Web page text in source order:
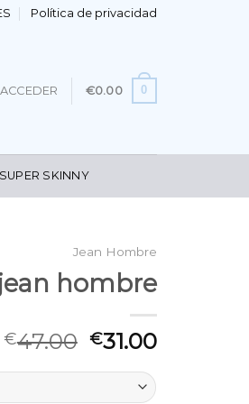
Política de privacidad
ACCEDER €0.00 0
SUPER SKINNY
Jean Hombre
jean hombre
€47.00 €31.00